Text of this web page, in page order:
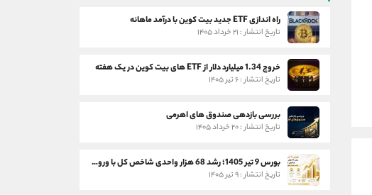
راه اندازی ETF جدید بیت کوین با درآمد ماهانه
تاریخ انتشار : ۲۱ خرداد ۱۴۰۵
خروج 1.34 میلیارد دلار از ETF های بیت کوین در یک هفته
تاریخ انتشار : ۶ تیر ۱۴۰۵
بررسی بازدهی صندوق های اهرمی
تاریخ انتشار : ۲۰ خرداد ۱۴۰۵
بورس 9 تیر 1405؛ رشد 68 هزار واحدی شاخص کل با ورود 3 همت پول حقیقی
تاریخ انتشار : ۹ تیر ۱۴۰۵